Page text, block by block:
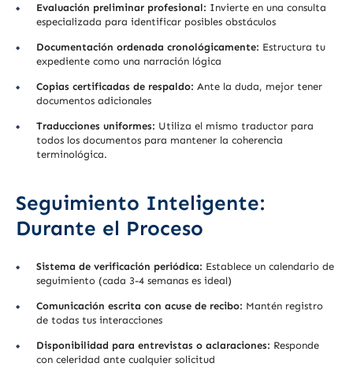
Evaluación preliminar profesional: Invierte en una consulta
especializada para identificar posibles obstáculos
Documentación ordenada cronológicamente: Estructura tu
expediente como una narración lógica
Copias certificadas de respaldo: Ante la duda, mejor tener
documentos adicionales
Traducciones uniformes: Utiliza el mismo traductor para
todos los documentos para mantener la coherencia
terminológica.
Seguimiento Inteligente:
Durante el Proceso
Sistema de verificación periódica: Establece un calendario de
seguimiento (cada 3-4 semanas es ideal)
Comunicación escrita con acuse de recibo: Mantén registro
de todas tus interacciones
Disponibilidad para entrevistas o aclaraciones: Responde
con celeridad ante cualquier solicitud